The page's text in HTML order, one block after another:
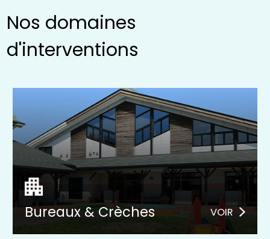
Nos domaines
d'interventions
Bureaux & Crèches VOIR